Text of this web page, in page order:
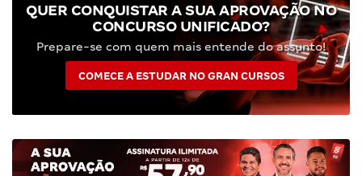
QUER CONQUISTAR A SUA APROVAÇÃO NO
CONCURSO UNIFICADO?
Prepare-se com quem mais entende do assunto!
COMECE A ESTUDAR NO GRAN CURSOS